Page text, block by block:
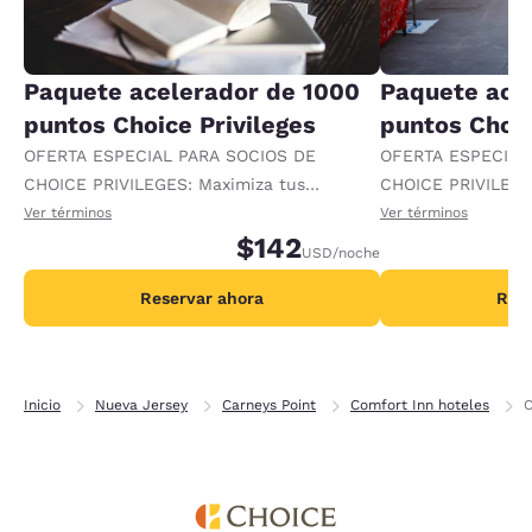
Paquete acelerador de 1000
puntos Choice Privileges
OFERTA ESPECIAL PARA SOCIOS DE
CHOICE PRIVILEGES: Maximiza tus
recompensas al recibir 1000 puntos
Ver términos
$142USD/noche
Reservar ahora
Paquete
puntos
OFERTA
CHOICE
recompensas al
Ver términos
Inicio Nueva Jersey Carneys Point Comfort Inn hoteles